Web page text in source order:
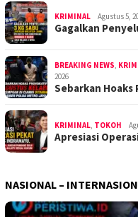
KRIMINAL Agustus 5,
Gagalkan
BREAKING NEWS,
2026
Sebarkan
KRIMINAL, TOKOH
Apresiasi
NASIONAL –